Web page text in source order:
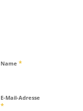
Name *
E-Mail-Adresse
*